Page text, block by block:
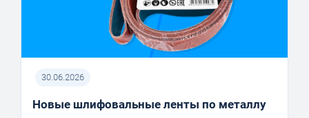
30.06.2026
Новые шлифовальные ленты по металлу